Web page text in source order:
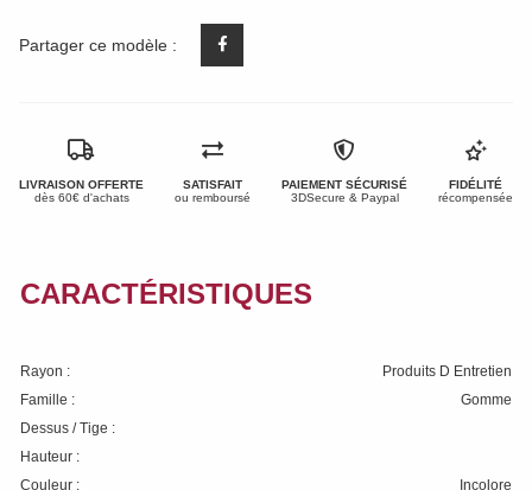
Partager ce modèle :
LIVRAISON OFFERTE
dès 60€ d'achats
SATISFAIT
ou remboursé
PAIEMENT SÉCURISÉ
3DSecure & Paypal
FIDÉLITÉ
récompensée
CARACTÉRISTIQUES
Rayon :
Produits D Entretien
Famille :
Gomme
Dessus / Tige :
Hauteur :
Couleur :
Incolore